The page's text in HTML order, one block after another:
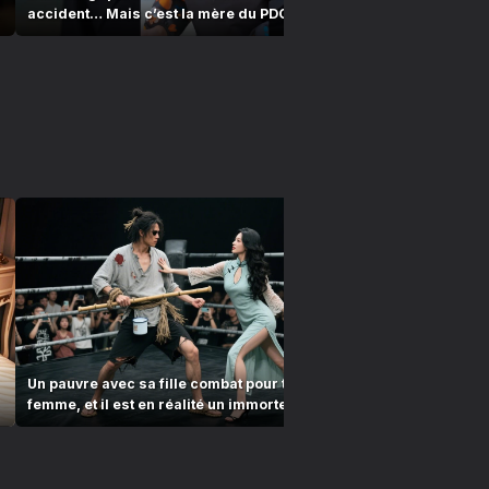
accident… Mais c’est la mère du PDG ?! Destin
renversé !
Un pauvre avec sa fille combat pour trouver une
femme, et il est en réalité un immortel invincible